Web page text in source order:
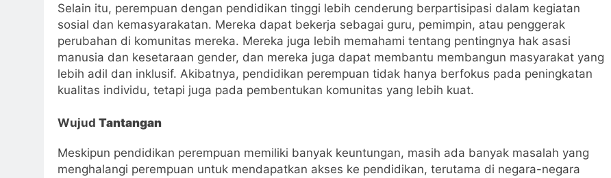
Selain itu, perempuan dengan pendidikan tinggi lebih cenderung berpartisipasi dalam kegiatan
sosial dan kemasyarakatan. Mereka dapat bekerja sebagai guru, pemimpin, atau penggerak
perubahan di komunitas mereka. Mereka juga lebih memahami tentang pentingnya hak asasi
manusia dan kesetaraan gender, dan mereka juga dapat membantu membangun masyarakat yang
lebih adil dan inklusif. Akibatnya, pendidikan perempuan tidak hanya berfokus pada peningkatan
kualitas individu, tetapi juga pada pembentukan komunitas yang lebih kuat.
Wujud Tantangan
Meskipun pendidikan perempuan memiliki banyak keuntungan, masih ada banyak masalah yang
menghalangi perempuan untuk mendapatkan akses ke pendidikan, terutama di negara-negara